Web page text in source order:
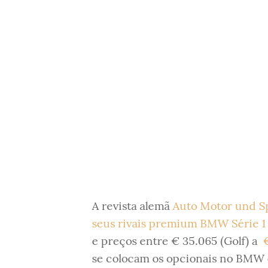
A revista alemã Auto Motor und
seus rivais premium BMW Série
e preços entre € 35.065 (Golf) a
se colocam os opcionais no